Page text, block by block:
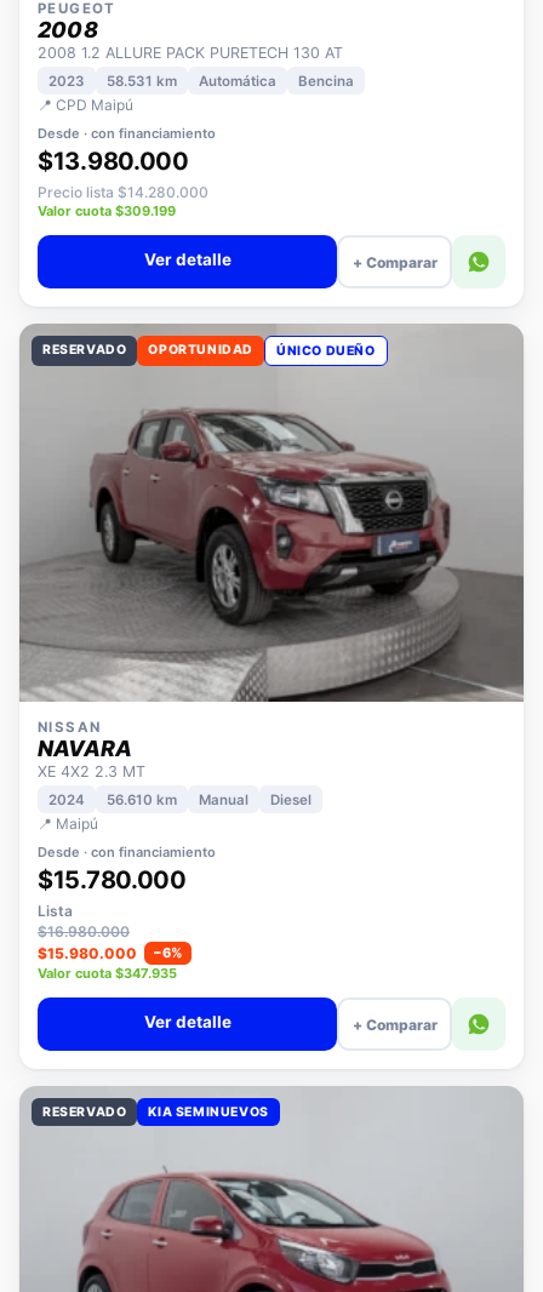
PEUGEOT
2008
2008 1.2 ALLURE PACK PURETECH 130 AT
2023 58.531 km
📍 CPD Maipú
Desde · con financiamiento
$13.980.000
Precio lista $14.280.000
Valor cuota $309.199
+ Comparar
RESERVADO OPORTUNIDAD
NISSAN
NAVARA
XE 4X2 2.3 MT
2024
📍 Maipú
Desde · con financiamiento
$15.780.000
Lista
$16.980.000
$15.980.000
−6%
Valor cuota $347.935
+ Comparar